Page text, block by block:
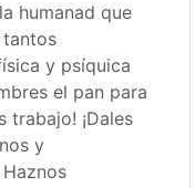
humanad que
tantos
y psíquica
el pan para
trabajo! ¡Dales
y